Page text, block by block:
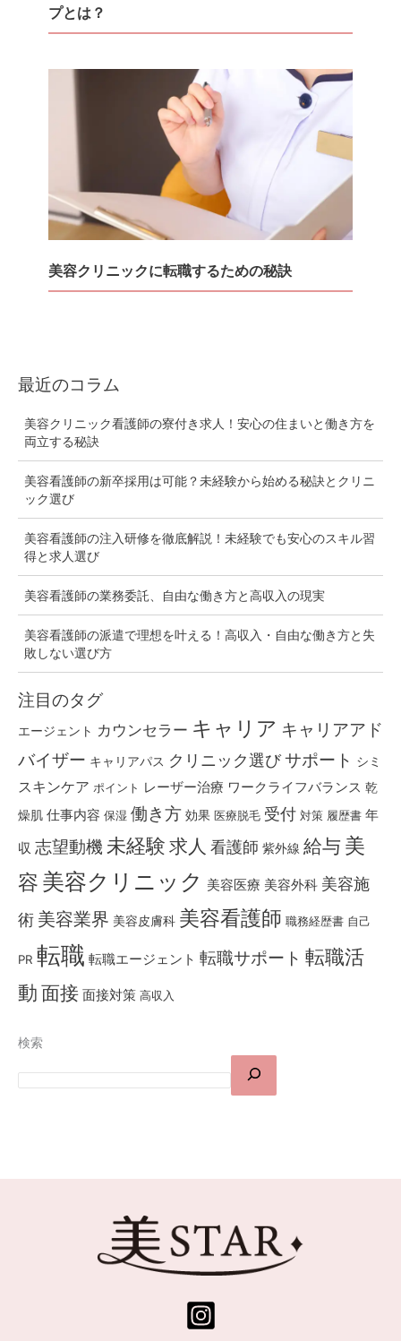
プとは？
美容クリニックに転職するための秘訣
最近のコラム
美容クリニック看護師の寮付き求人！安心の住まいと働き方を
両立する秘訣
美容看護師の新卒採用は可能？未経験から始める秘訣とクリニ
ック選び
美容看護師の注入研修を徹底解説！未経験でも安心のスキル習
得と求人選び
美容看護師の業務委託、自由な働き方と高収入の現実
美容看護師の派遣で理想を叶える！高収入・自由な働き方と失
敗しない選び方
注目のタグ
エージェント カウンセラー キャリア キャリアアド
バイザー キャリアパス クリニック選びサポート シミ
スキンケア ポイント レーザー治療 ワークライフバランス 乾
燥肌 仕事内容 保湿 働き方 効果 医療脱毛 受付 対策 履歴書 年
収 志望動機 未経験 求人 看護師 紫外線 給与 美
容 美容クリニック 美容医療 美容外科 美容施
術 美容業界 美容皮膚科 美容看護師 職務経歴書 自己
PR 転職 転職エージェント 転職サポート 転職活
動 面接 面接対策 高収入
検索